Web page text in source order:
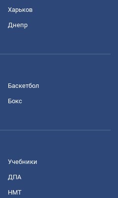
Харьков
Днепр
Баскетбол
Бокс
Учебники
ДПА
НМТ